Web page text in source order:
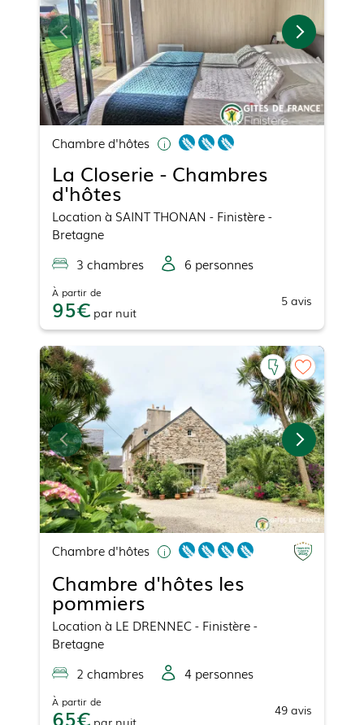
Chambre d'hôtes
La Closerie - Chambres
d'hôtes
Location à SAINT THONAN - Finistère -
Bretagne
3 chambres 6 personnes
À partir de
95 par nuit
5 avis
Chambre d'hôtes
Chambre d'hôtes les
pommiers
Location à LE DRENNEC- Finistère -
Bretagne
2 chambres 4 personnes
À partir de
65 par nuit
49 avis